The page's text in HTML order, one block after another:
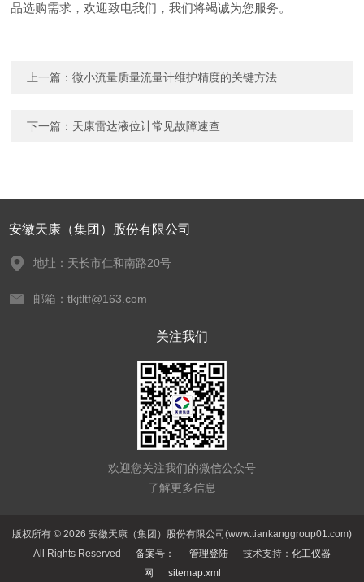
品选购需求，欢迎致电我们，我们将竭诚为您服务。
上一篇：微小流量质量流量计维护精度的关键方法
下一篇： 天康雷达液位计常见故障速查
安徽天康（集团）股份有限公司
地址：天长市仁和南路20号
邮箱：tkjtltf@163.com
关注我们
欢迎您关注我们的微信公众号
了解更多信息
版权所有 © 2026 安徽天康（集团）股份有限公司(www.tiankanggroup01.com)
All Rights Reserved 备案号： 管理登陆 技术支持： 化工仪器
网
sitemap.xml